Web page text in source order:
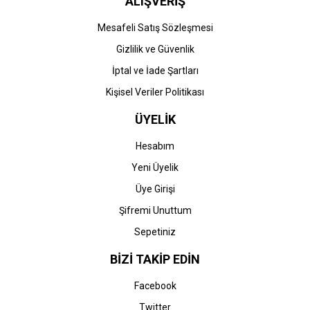
Mesafeli Satış Sözleşmesi
Gizlilik ve Güvenlik
İptal ve İade Şartları
Kişisel Veriler Politikası
ÜYELİK
Hesabım
Yeni Üyelik
Üye Girişi
Şifremi Unuttum
Sepetiniz
BİZİ TAKİP EDİN
Facebook
Twitter